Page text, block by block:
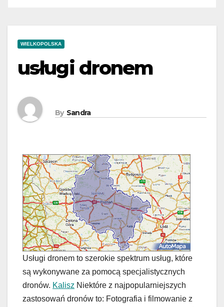
WIELKOPOLSKA
usługi dronem
By Sandra
Usługi dronem to szerokie spektrum usług, które
są wykonywane za pomocą specjalistycznych
dronów. Kalisz Niektóre z najpopularniejszych
zastosowań dronów to: Fotografia i filmowanie z